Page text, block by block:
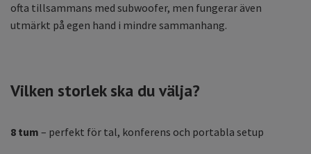
ofta tillsammans med subwoofer, men fungerar även
utmärkt på egen hand i mindre sammanhang.
Vilken storlek ska du välja?
8 tum – perfekt för tal, konferens och portabla setup